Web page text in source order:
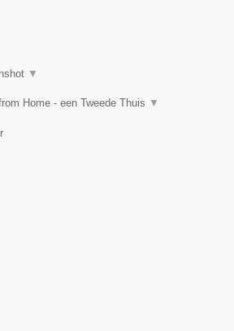
▼
Home - een Tweede Thuis ▼